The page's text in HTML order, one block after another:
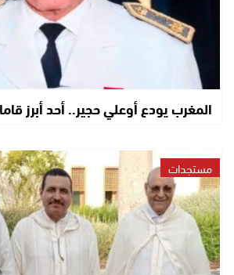
المغرب يودع أوعلي حجير.. أحد أبرز
مستجدات